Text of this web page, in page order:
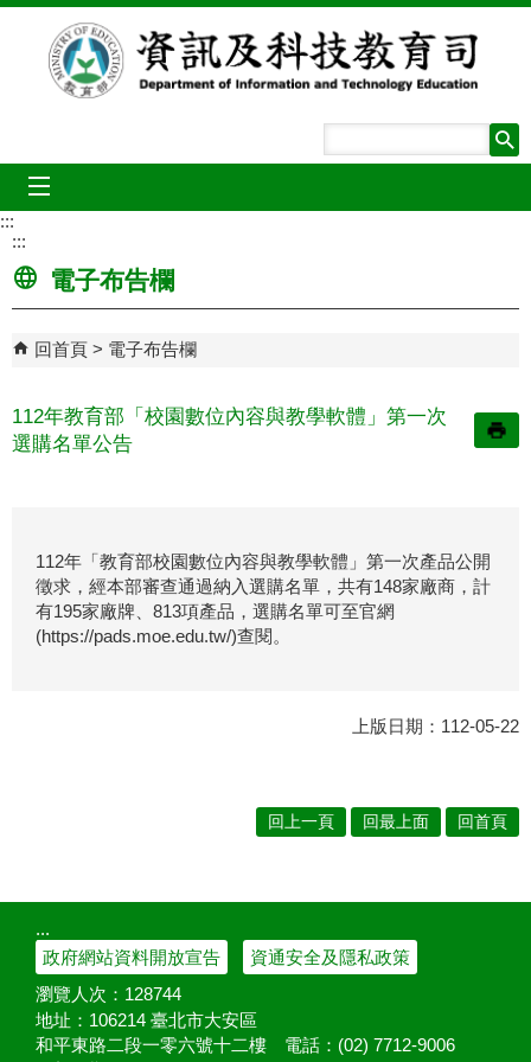
跳到主要內容區塊
:::
:::
電子布告欄
回首頁 電子布告欄
112年教育部「校園數位內容與教學軟體」第一次
選購名單公告
112年「教育部校園數位內容與教學軟體」第一次產品公開
徵求，經本部審查通過納入選購名單，共有148家廠商，計
有195家廠牌、813項產品，選購名單可至官網
(https://pads.moe.edu.tw/)查閱。
上版日期：112-05-22
回上一頁 回最上面 回首頁
:::
政府網站資料開放宣告
資通安全及隱私政策
瀏覽人次： 128744
地址：106214 臺北市大安區
和平東路二段一零六號十二樓 電話：(02) 7712-9006